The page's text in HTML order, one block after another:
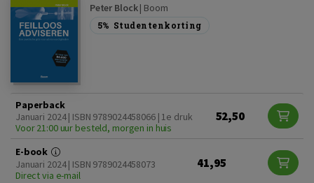
Peter Block| Boom
5% Studentenkorting
Paperback
Januari 2024 | ISBN 9789024458066 | 1e druk
Voor 21:00 uur besteld, morgen in huis
52,50
E-book
Januari 2024 | ISBN 9789024458073
Direct via e-mail
41,95